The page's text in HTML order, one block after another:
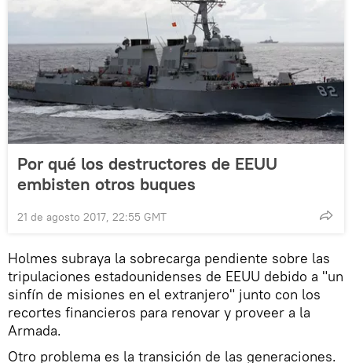
Por qué los destructores de EEUU
embisten otros buques
21 de agosto 2017, 22:55 GMT
Holmes subraya la sobrecarga pendiente sobre las
tripulaciones estadounidenses de EEUU debido a "un
sinfín de misiones en el extranjero" junto con los
recortes financieros para renovar y proveer a la
Armada.
Otro problema es la transición de las generaciones.